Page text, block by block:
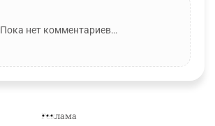
Пока нет комментариев…